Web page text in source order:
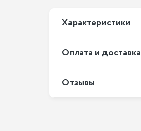
Xарактеристики
Оплата и доставка
Отзывы